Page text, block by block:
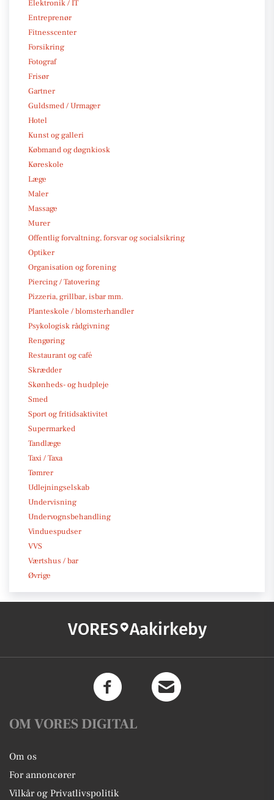
Elektronik / IT
Entreprenør
Fitnesscenter
Forsikring
Fotograf
Frisør
Gartner
Guldsmed / Urmager
Hotel
Kunst og galleri
Købmand og døgnkiosk
Køreskole
Læge
Maler
Massage
Murer
Offentlig forvaltning, forsvar og socialsikring
Optiker
Organisation og forening
Piercing / Tatovering
Pizzeria, grillbar, isbar mm.
Planteskole / blomsterhandler
Psykologisk rådgivning
Rengøring
Restaurant og café
Skrædder
Skønheds- og hudpleje
Smed
Sport og fritidsaktivitet
Supermarked
Tandlæge
Taxi / Taxa
Tømrer
Udlejningselskab
Undervisning
Undervognsbehandling
Vinduespudser
VVS
Værtshus / bar
Øvrige
VORES Aakirkeby
OM VORES DIGITAL
Om os
For annoncører
Vilkår og Privatlivspolitik